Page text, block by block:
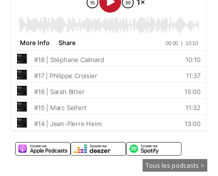
Tous les podcasts >